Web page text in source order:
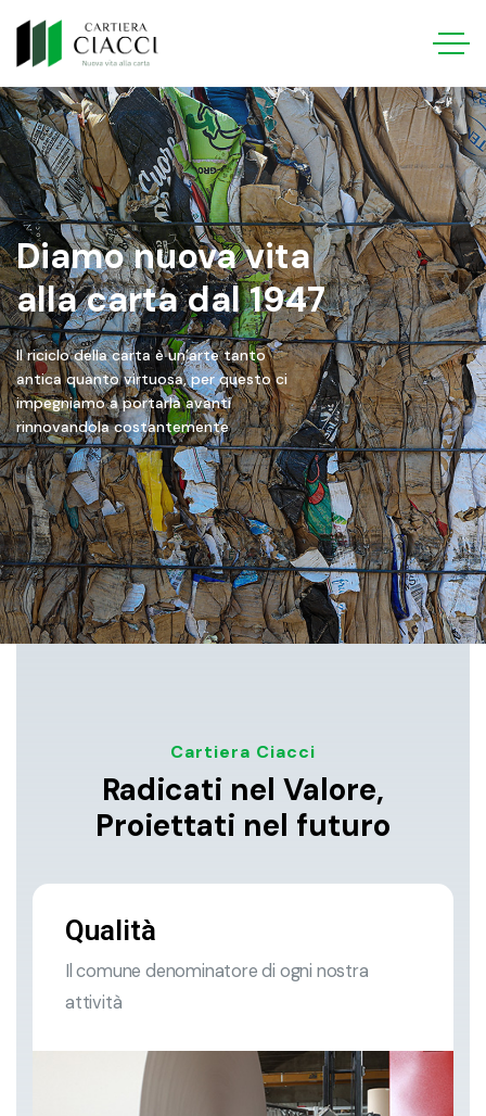
Diamo nuova vita
alla carta dal 1947
Il riciclo della carta è un’arte tanto
antica quanto virtuosa, per questo ci
impegniamo a portarla avanti
rinnovandola costantemente
Cartiera Ciacci
Radicati nel Valore,
Proiettati nel futuro
Qualità
Il comune denominatore di ogni nostra
attività